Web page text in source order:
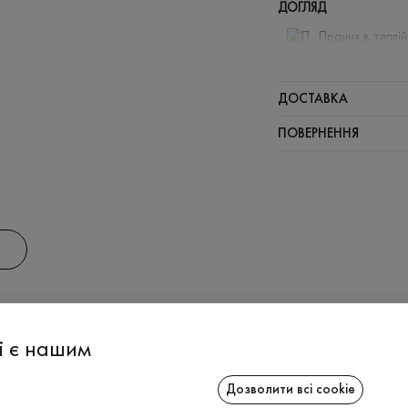
ДОГЛЯД
Прання в
Можна
ДОСТАВКА
ПОВЕРНЕННЯ
є нашим
Дозволити всі cookie